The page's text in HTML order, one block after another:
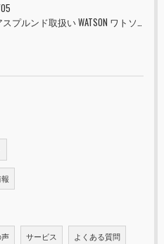
声 サービス よくある質問